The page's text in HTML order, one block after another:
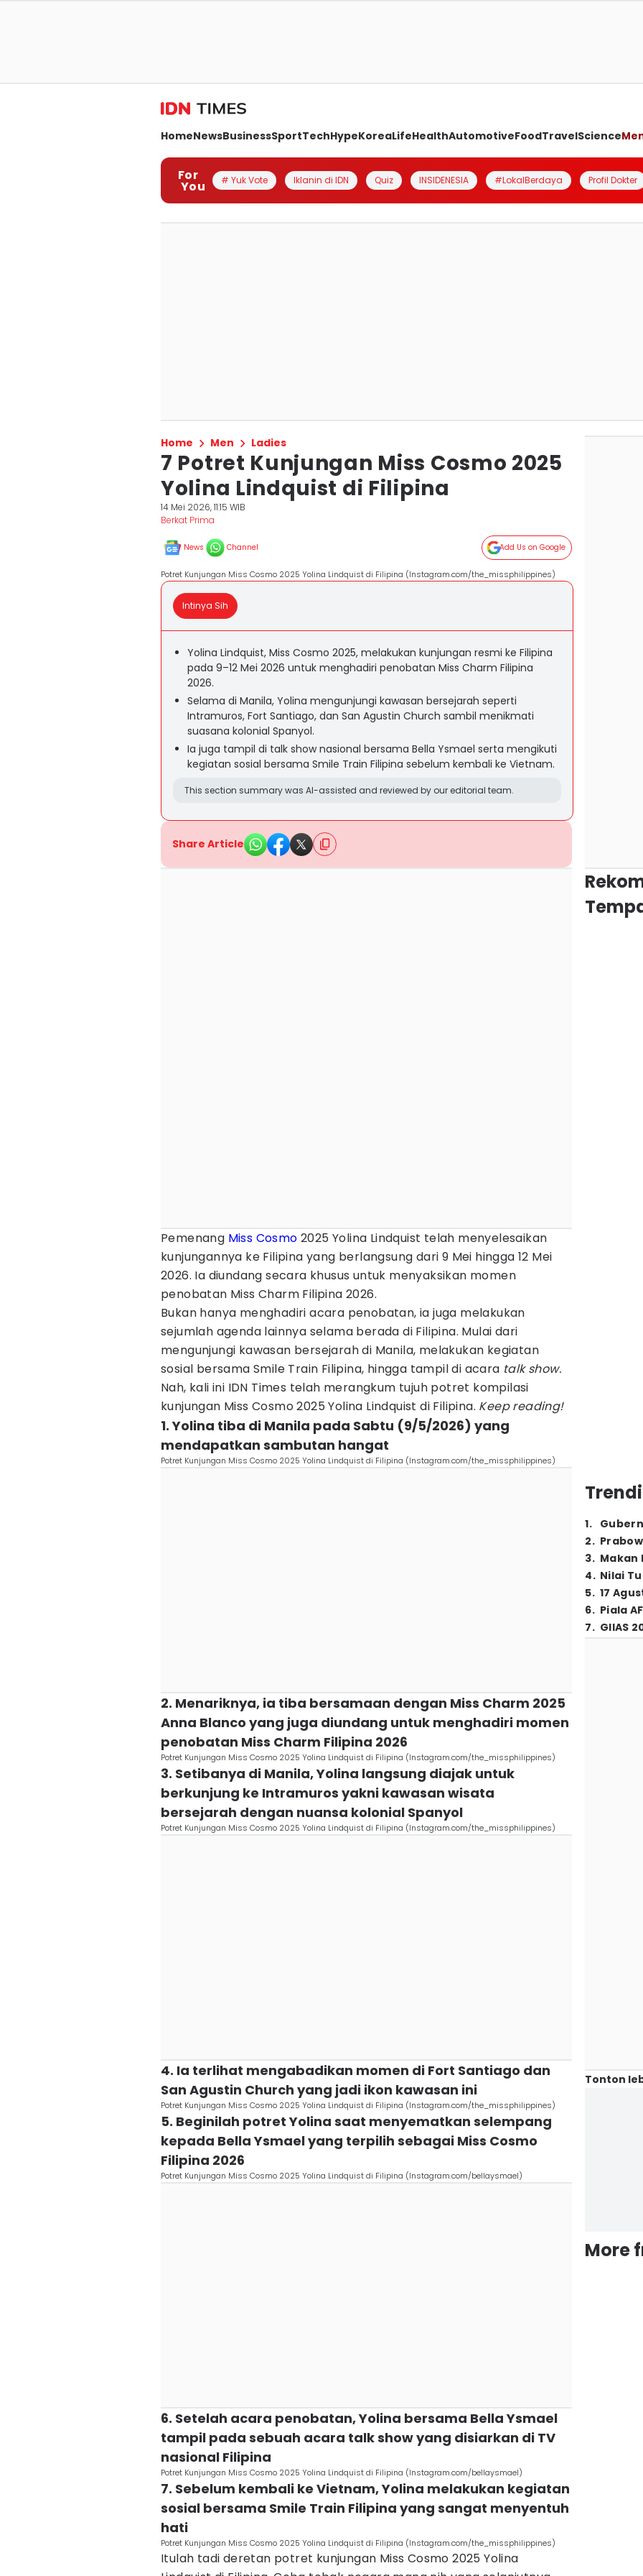
HomeNewsBusinessSportTechHypeKoreaLifeHealthAutomotiveFoodTravelScience
For
You # Yuk Vote Iklanin di IDN Quiz INSIDENESIA #LokalBerdaya Profil Dokter
Home Men Ladies
7 Potret Kunjungan Miss Cosmo 2025
Yolina Lindquist di Filipina
14 Mei 2026, 11:15 WIB
Berkat Prima
News Channel Add Us on Google
Potret Kunjungan Miss Cosmo 2025 Yolina Lindquist di Filipina (Instagram.com/the_missphilippines)
Intinya Sih
Yolina Lindquist, Miss Cosmo 2025, melakukan kunjungan resmi ke Filipina
pada 9–12 Mei 2026 untuk menghadiri penobatan Miss Charm Filipina
2026.
Selama di Manila, Yolina mengunjungi kawasan bersejarah seperti
Intramuros, Fort Santiago, dan San Agustin Church sambil menikmati
suasana kolonial Spanyol.
Ia juga tampil di talk show nasional bersama Bella Ysmael serta mengikuti
kegiatan sosial bersama Smile Train Filipina sebelum kembali ke Vietnam.
This section summary was AI-assisted and reviewed by our editorial team.
Share Article
Pemenang Miss Cosmo 2025 Yolina Lindquist telah menyelesaikan
kunjungannya ke Filipina yang berlangsung dari 9 Mei hingga 12 Mei
2026. Ia diundang secara khusus untuk menyaksikan momen
penobatan Miss Charm Filipina 2026.
Bukan hanya menghadiri acara penobatan, ia juga melakukan
sejumlah agenda lainnya selama berada di Filipina. Mulai dari
mengunjungi kawasan bersejarah di Manila, melakukan kegiatan
sosial bersama Smile Train Filipina, hingga tampil di acara talk show.
Nah, kali ini IDN Times telah merangkum tujuh potret kompilasi
kunjungan Miss Cosmo 2025 Yolina Lindquist di Filipina. Keep reading!
1. Yolina tiba di Manila pada Sabtu (9/5/2026) yang
mendapatkan sambutan hangat
Potret Kunjungan Miss Cosmo 2025 Yolina Lindquist di Filipina (Instagram.com/the_missphilippines)
2. Menariknya, ia tiba bersamaan dengan Miss Charm 2025
Anna Blanco yang juga diundang untuk menghadiri momen
penobatan Miss Charm Filipina 2026
Potret Kunjungan Miss Cosmo 2025 Yolina Lindquist di Filipina (Instagram.com/the_missphilippines)
3. Setibanya di Manila, Yolina langsung diajak untuk
berkunjung ke Intramuros yakni kawasan wisata
bersejarah dengan nuansa kolonial Spanyol
Potret Kunjungan Miss Cosmo 2025 Yolina Lindquist di Filipina (Instagram.com/the_missphilippines)
4. Ia terlihat mengabadikan momen di Fort Santiago dan
San Agustin Church yang jadi ikon kawasan ini
Potret Kunjungan Miss Cosmo 2025 Yolina Lindquist di Filipina (Instagram.com/the_missphilippines)
5. Beginilah potret Yolina saat menyematkan selempang
kepada Bella Ysmael yang terpilih sebagai Miss Cosmo
Filipina 2026
Potret Kunjungan Miss Cosmo 2025 Yolina Lindquist di Filipina (Instagram.com/bellaysmael)
6. Setelah acara penobatan, Yolina bersama Bella Ysmael
tampil pada sebuah acara talk show yang disiarkan di TV
nasional Filipina
Potret Kunjungan Miss Cosmo 2025 Yolina Lindquist di Filipina (Instagram.com/bellaysmael)
7. Sebelum kembali ke Vietnam, Yolina melakukan kegiatan
sosial bersama Smile Train Filipina yang sangat menyentuh
hati
Potret Kunjungan Miss Cosmo 2025 Yolina Lindquist di Filipina (Instagram.com/the_missphilippines)
Itulah tadi deretan potret kunjungan Miss Cosmo 2025 Yolina
1.
2.
3. Makan
4. Nilai
5. 17
6. Piala
7. GIIAS
Tonton
More